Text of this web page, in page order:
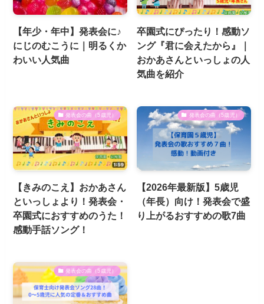
【年少・年中】発表会に♪
にじのむこうに｜明るくか
わいい人気曲
卒園式にぴったり！感動ソ
ング『君に会えたから』｜
おかあさんといっしょの人
気曲を紹介
発表会の曲（5歳児）
【きみのこえ】おかあさん
といっしょより！発表会・
卒園式におすすめのうた！
感動手話ソング！
発表会の曲（5歳児）
【2026年最新版】5歳児
（年長）向け！発表会で盛
り上がるおすすめの歌7曲
発表会の曲（5歳児）